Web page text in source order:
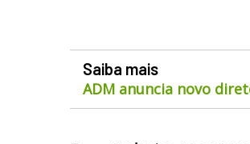
Saiba mais
ADM anuncia novo